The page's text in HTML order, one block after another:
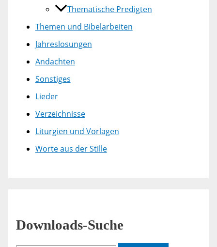
Thematische Predigten
Themen und Bibelarbeiten
Jahreslosungen
Andachten
Sonstiges
Lieder
Verzeichnisse
Liturgien und Vorlagen
Worte aus der Stille
Downloads-Suche